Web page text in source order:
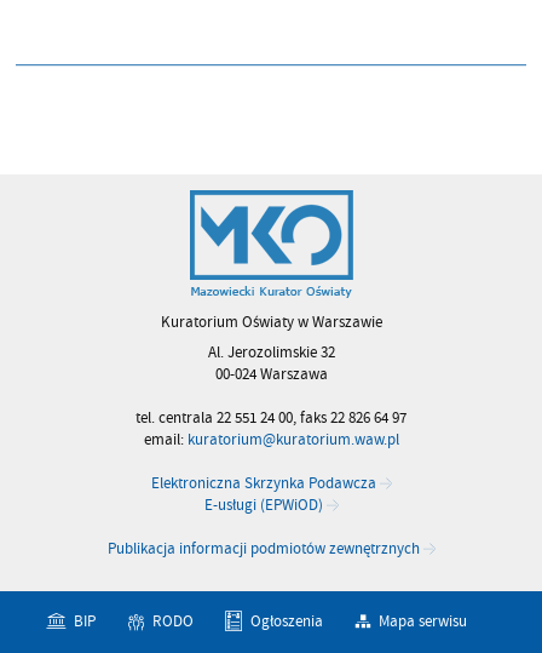
Kuratorium Oświaty w Warszawie
Al. Jerozolimskie 32
00-024 Warszawa
tel. centrala 22 551 24 00, faks 22 826 64 97
email: kuratorium@kuratorium.waw.pl
Elektroniczna Skrzynka Podawcza
E-usługi (EPWiOD)
Publikacja informacji podmiotów zewnętrznych
BIP RODO Ogłoszenia Mapa serwisu